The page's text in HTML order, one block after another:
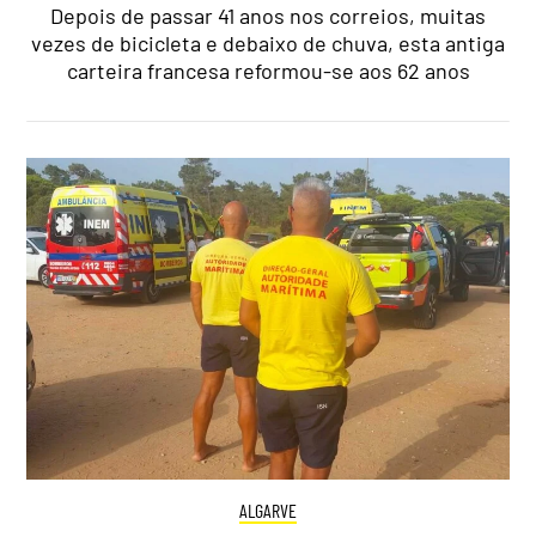
Depois de passar 41 anos nos correios, muitas
vezes de bicicleta e debaixo de chuva, esta antiga
carteira francesa reformou-se aos 62 anos
ALGARVE